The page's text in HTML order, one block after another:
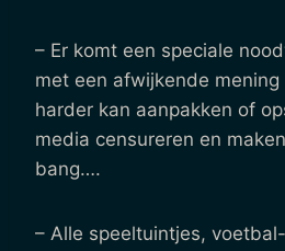
– Er komt een speciale
met een afwijkende
harder kan aanpakken of
media censureren en
bang….
– Alle speeltuintjes,